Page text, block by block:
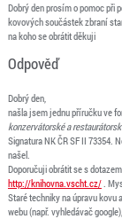
Dobrý den prosím o pomoc při
kovových součástek zbraní
na koho se obrátit děkuji
Odpověď
Dobrý den,
našla jsem jednu příručku ve
konzervátorské a
Signatura NK ČR SF II 73354.
našel.
Doporučuji obrátit se s
http://knihovna.vscht.cz/.
Staré techniky na úpravu kovu
webu (např. vyhledávač